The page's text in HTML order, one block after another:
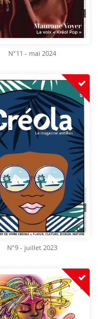
N°11 - mai 2024
N°9 - juillet 2023